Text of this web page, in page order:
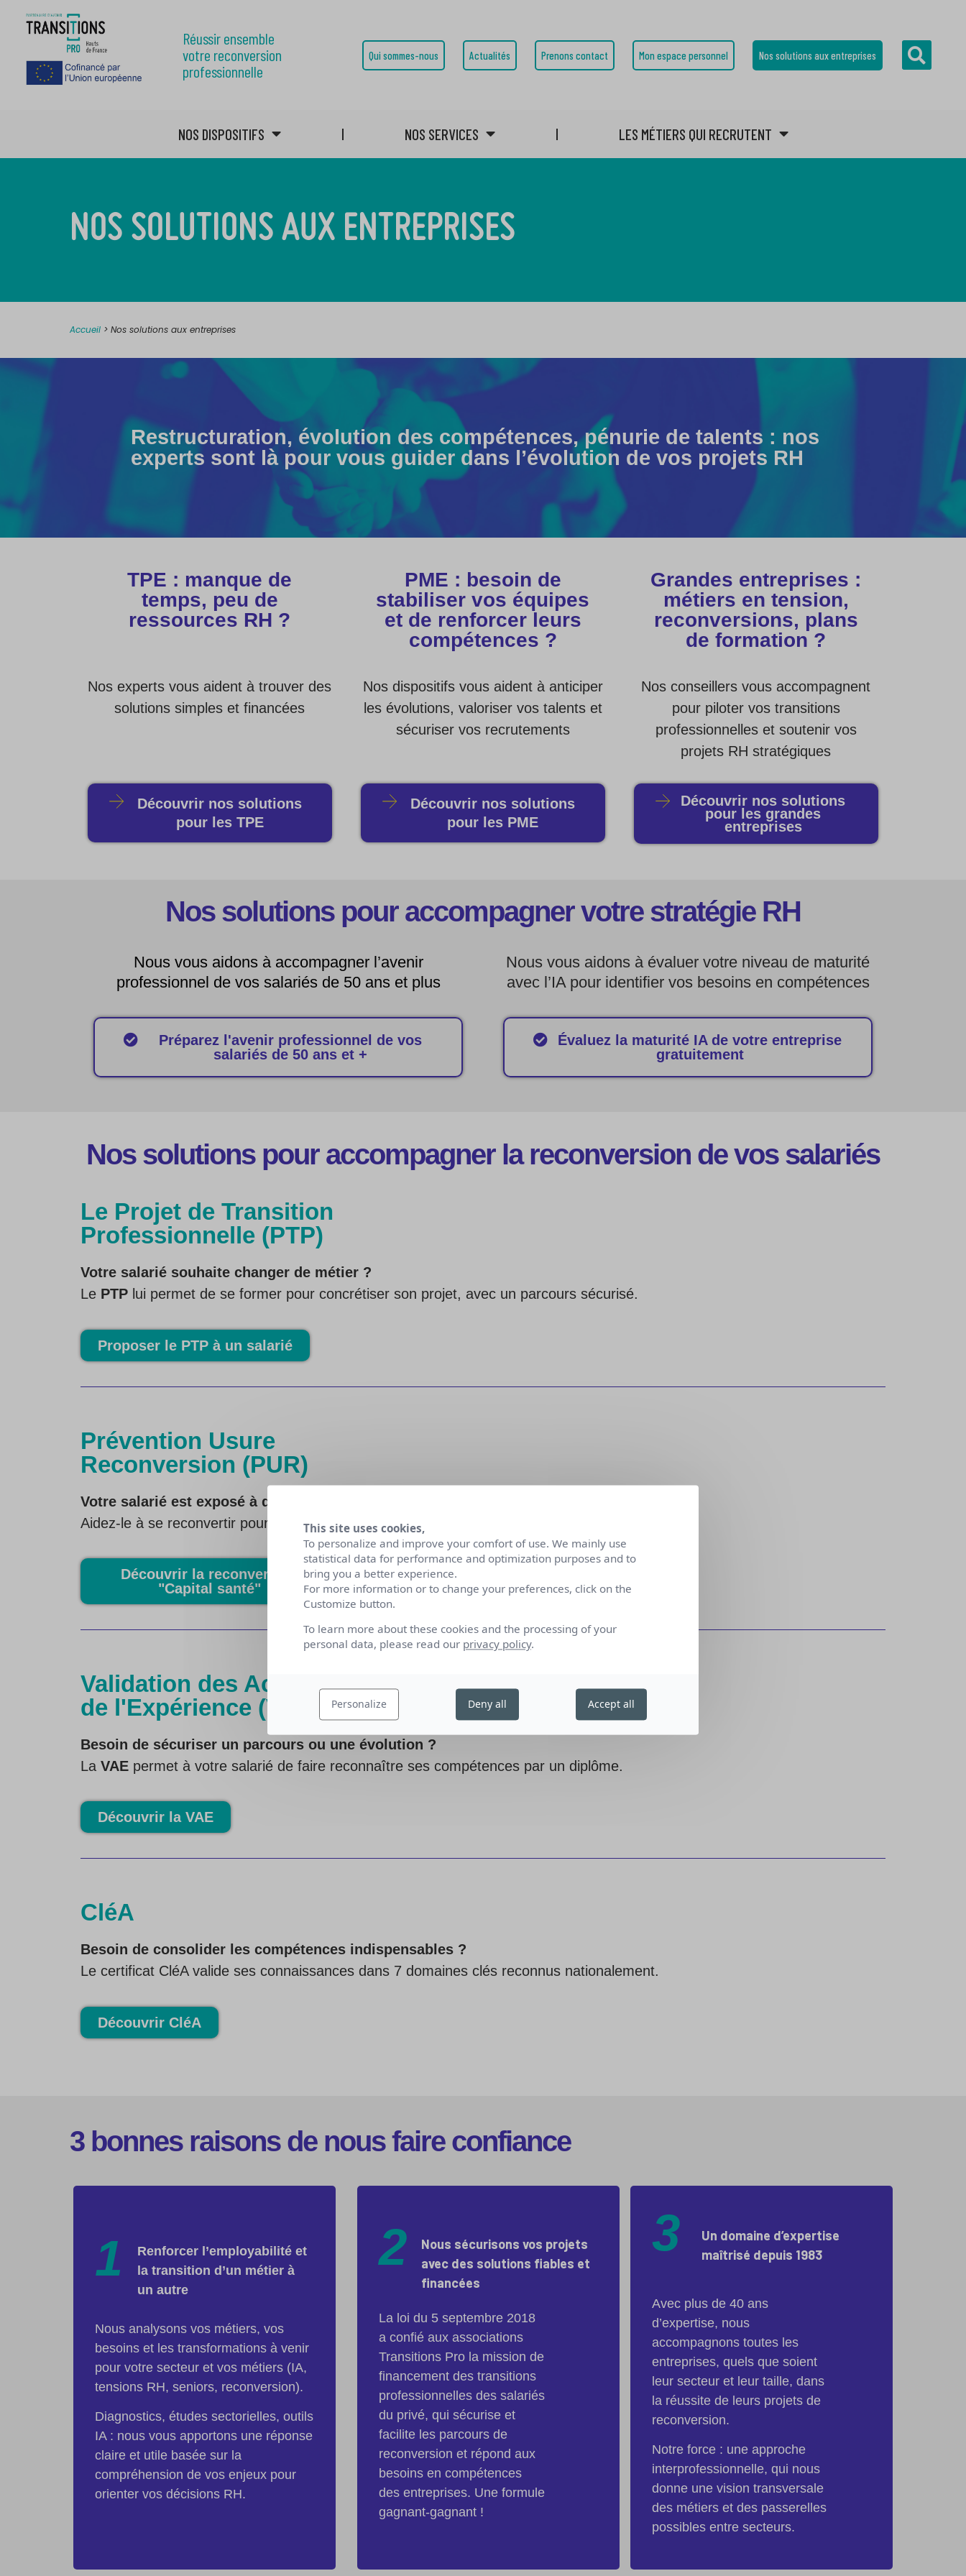
Réussir ensemble
votre reconversion
professionnelle
Qui sommes-nous Actualités Prenons contact Mon espace personnel Nos solutions aux entreprises
NOS DISPOSITIFS NOS SERVICES LES MÉTIERS QUI RECRUTENT
NOS SOLUTIONS AUX ENTREPRISES
Accueil > Nos solutions aux entreprises
Restructuration, évolution des compétences, pénurie de talents : nos
experts sont là pour vous guider dans l’évolution de vos projets RH
TPE : manque de
temps, peu de
ressources RH ?
PME : besoin de
stabiliser vos équipes
et de renforcer leurs
compétences ?
Grandes entreprises :
métiers en tension,
reconversions, plans
de formation ?
Nos experts vous aident à trouver des
solutions simples et financées
Nos dispositifs vous aident à anticiper
les évolutions, valoriser vos talents et
sécuriser vos recrutements
Nos conseillers vous accompagnent
pour piloter vos transitions
professionnelles et soutenir vos
projets RH stratégiques
Découvrir nos solutions
pour les TPE
Découvrir nos solutions
pour les PME
Découvrir nos solutions
pour les grandes
entreprises
Nos solutions pour accompagner votre stratégie RH
Nous vous aidons à accompagner l’avenir
professionnel de vos salariés de 50 ans et plus
Préparez l'avenir professionnel de vos
salariés de 50 ans et +
Nous vous aidons à évaluer votre niveau de maturité
avec l’IA pour identifier vos besoins en compétences
Évaluez la maturité IA de votre entreprise
gratuitement
Nos solutions pour accompagner la reconversion de vos salariés
Le Projet de Transition
Professionnelle (PTP)
Votre salarié souhaite changer de métier ?
Le PTP lui permet de se former pour concrétiser son projet, avec un parcours sécurisé.
Proposer le PTP à un salarié
Prévention Usure
Reconversion (PUR)
Votre salarié est exposé à des risques professionnels ?
Aidez-le à se reconvertir pour préserver sa santé et sécuriser son parcours.
Découvrir la reconversion
"Capital santé"
Validation des Acquis
de l'Expérience (VAE)
Besoin de sécuriser un parcours ou une évolution ?
La VAE permet à votre salarié de faire reconnaître ses compétences par un diplôme.
Découvrir la VAE
CléA
Besoin de consolider les compétences indispensables ?
Le certificat CléA valide ses connaissances dans 7 domaines clés reconnus nationalement.
Découvrir CléA
3 bonnes raisons de nous faire confiance
1
Renforcer l’employabilité et
la transition d’un métier à
un autre
Nous analysons vos métiers, vos
besoins et les transformations à venir
pour votre secteur et vos métiers (IA,
tensions RH, seniors, reconversion).
Diagnostics, études sectorielles, outils
IA : nous vous apportons une réponse
claire et utile basée sur la
compréhension de vos enjeux pour
orienter vos décisions RH.
2
Nous sécurisons vos projets
avec des solutions fiables et
financées
La loi du 5 septembre 2018
a confié aux associations
Transitions Pro la mission de
financement des transitions
professionnelles des salariés
du privé, qui sécurise et
facilite les parcours de
reconversion et répond aux
besoins en compétences
des entreprises. Une formule
gagnant-gagnant !
3
Un domaine d’expertise
maîtrisé depuis 1983
Avec plus de 40 ans
d’expertise, nous
accompagnons toutes les
entreprises, quels que soient
leur secteur et leur taille, dans
la réussite de leurs projets de
reconversion.
Notre force : une approche
interprofessionnelle, qui nous
donne une vision transversale
des métiers et des passerelles
possibles entre secteurs.
This site uses cookies,
To personalize and improve your comfort of use. We mainly use
statistical data for performance and optimization purposes and to
bring you a better experience.
For more information or to change your preferences, click on the
Customize button.
To learn more about these cookies and the processing of your
personal data, please read our privacy policy.
Personalize Deny all Accept all